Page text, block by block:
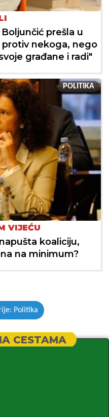
prešla u
nekoga, nego
građane i radi"
POLITIKA
VIJEĆU
koaliciju,
na minimum?
Politika
CESTAMA